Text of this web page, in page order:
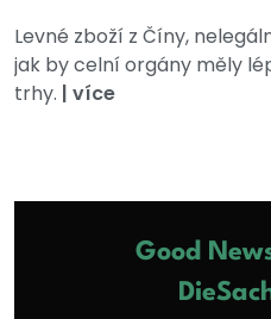
Levné zboží z Číny,
jak by celní orgány měly
trhy. | více
Good